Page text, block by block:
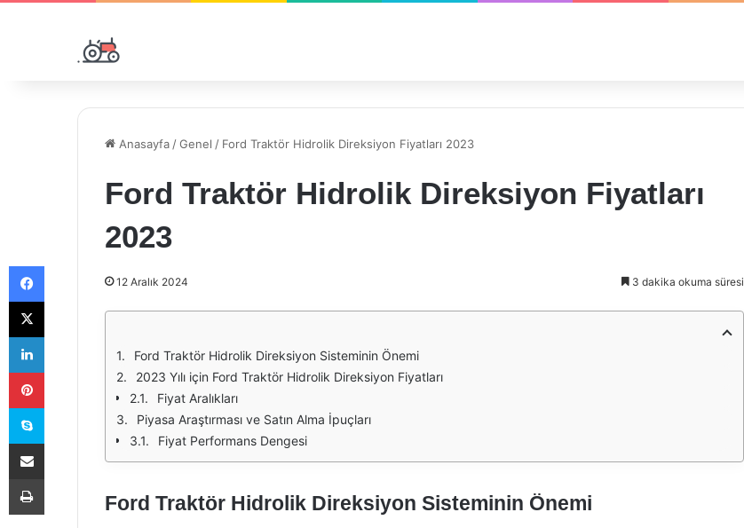
Anasayfa /Genel / Ford Traktör Hidrolik Direksiyon Fiyatları 2023
Ford Traktör Hidrolik Direksiyon Fiyatları
2023
12 Aralık 2024 3 dakika okuma süresi
Ford Traktör Hidrolik Direksiyon Sisteminin Önemi
2023 Yılı için Ford Traktör Hidrolik Direksiyon Fiyatları
Fiyat Aralıkları
Piyasa Araştırması ve Satın Alma İpuçları
Fiyat Performans Dengesi
Ford Traktör Hidrolik Direksiyon Sisteminin Önemi
Facebook
X
LinkedIn
Pinterest
Skype
E-Posta ile paylaş